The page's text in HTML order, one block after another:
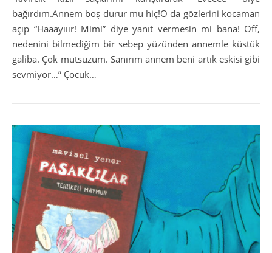
bağırdım.Annem boş durur mu hiç!O da gözlerini kocaman
açıp “Haaayııır! Mimi” diye yanıt vermesin mi bana! Off,
nedenini bilmediğim bir sebep yüzünden annemle küstük
galiba. Çok mutsuzum. Sanırım annem beni artık eskisi gibi
sevmiyor…” Çocuk…